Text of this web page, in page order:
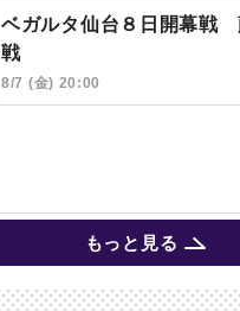
ベガルタ仙台８日開幕戦
戦
8/7 (金) 20:00
もっと見る